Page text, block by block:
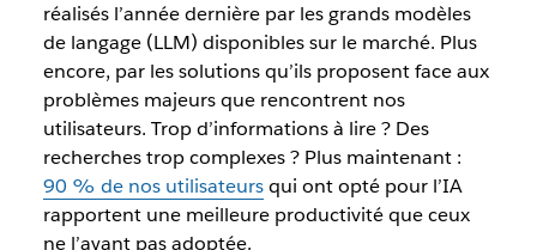
réalisés l’année dernière par les grands modèles
de langage (LLM) disponibles sur le marché. Plus
encore, par les solutions qu’ils proposent face aux
problèmes majeurs que rencontrent nos
utilisateurs. Trop d’informations à lire ? Des
recherches trop complexes ? Plus maintenant :
90 % de nos utilisateursqui ont opté pour l’IA
rapportent une meilleure productivité que ceux
ne l’ayant pas adoptée.